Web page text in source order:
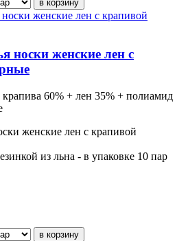
носки женские лен с
60% + лен 35% + полиамид
женские лен с крапивой
из льна - в упаковке 10 пар